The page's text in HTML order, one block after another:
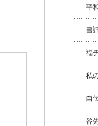
平
書
福
私
自
谷